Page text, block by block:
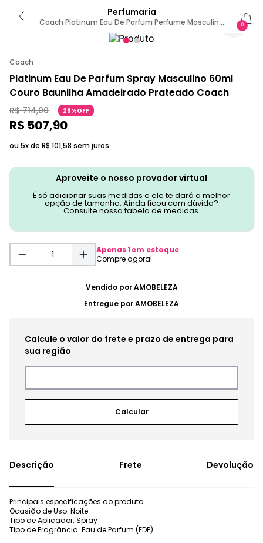
Perfumaria
Coach Platinum Eau De Parfum Perfume Masculino
0
Coach
Platinum Eau De Parfum Spray Masculino 60ml
Couro Baunilha Amadeirado Prateado Coach
R$ 714,00 29%OFF
R$ 507,90
ou 5x de R$ 101,58 sem juros
Aproveite o nosso provador virtual
É só adicionar suas medidas e ele te dará a melhor
opção de tamanho. Ainda ficou com dúvida?
Consulte nossa tabela de medidas.
Apenas1 em estoque
Vendido porAMOBELEZA
Entregue porAMOBELEZA
Frete Devolução
Principais especificações do produto:
Ocasião de Uso: Noite
Tipo de Aplicador: Spray
Tipo de Fragrância: Eau de Parfum (EDP)